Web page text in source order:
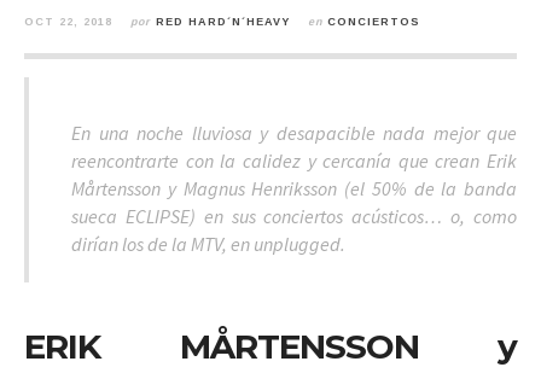
OCT 22, 2018 por RED HARD´N´HEAVY en CONCIERTOS
En una noche lluviosa y desapacible nada mejor que
reencontrarte con la calidez y cercanía que crean Erik
Mårtensson y Magnus Henriksson (el 50% de la banda
sueca ECLIPSE) en sus conciertos acústicos… o, como
dirían los de la MTV, en unplugged.
ERIK MÅRTENSSON y